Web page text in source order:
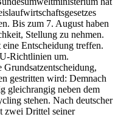
Bis zum 7. August haben
Stellung zu nehmen.
Entscheidung treffen.
Richtlinien um.
Grundsatzentscheidung,
gestritten wird: Demnach
gleichrangig neben dem
stehen. Nach deutscher
zwei Drittel seiner